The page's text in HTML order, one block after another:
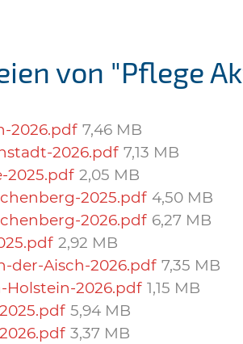
von "Pflege
2026.pdf 7,46 MB
2026.pdf 7,13 MB
2025.pdf 2,05 MB
2025.pdf 4,50 MB
2026.pdf 6,27 MB
2,92 MB
der-Aisch-2026.pdf 7,35 MB
Holstein-2026.pdf 1,15 MB
5,94 MB
3,37 MB